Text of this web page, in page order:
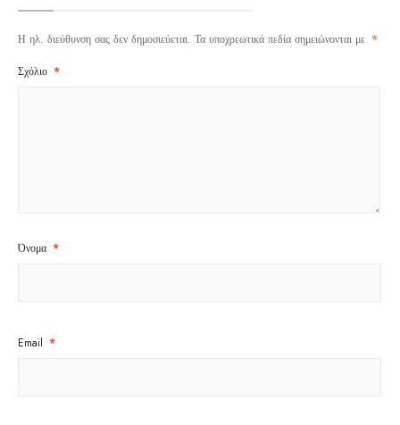
Η ηλ. διεύθυνση σας δεν δημοσιεύεται. Τα υποχρεωτικά πεδία σημειώνονται με *
Σχόλιο *
Όνομα *
Email *